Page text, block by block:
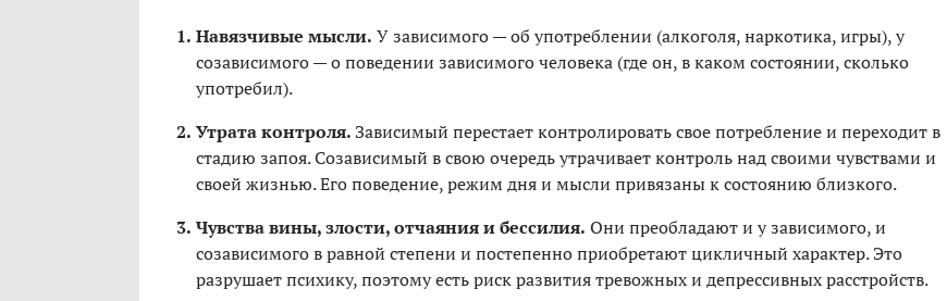
Навязчивые мысли. У зависимого — об употреблении (алкоголя, наркотика, игры), у
созависимого — о поведении зависимого человека (где он, в каком состоянии, сколько
употребил).
Утрата контроля.Зависимый перестает контролировать свое потребление и переходит в
стадию запоя. Созависимый в свою очередь утрачивает контроль над своими чувствами и
своей жизнью. Его поведение, режим дня и мысли привязаны к состоянию близкого.
Чувства вины, злости, отчаяния и бессилия. Они преобладают и у зависимого, и
созависимого в равной степени и постепенно приобретают цикличный характер. Это
разрушает психику, поэтому есть риск развития тревожных и депрессивных расстройств.